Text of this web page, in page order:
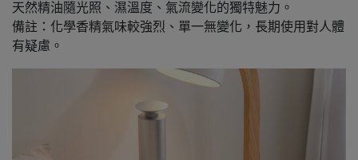
天然精油隨光照、濕溫度、氣流變化的獨特魅力。
備註：化學香精氣味較強烈、單一無變化，長期使用對人體
有疑慮。